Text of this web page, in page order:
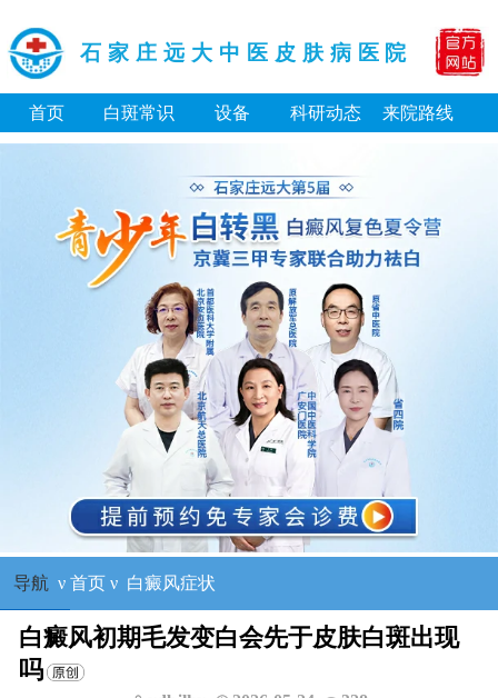
石家庄远大中医皮肤病医院
首页 白斑常识 设备 科研动态 来院路线
导航 ν 首页ν 白癜风症状
白癜风初期毛发变白会先于皮肤白斑出现
吗